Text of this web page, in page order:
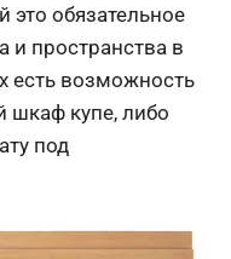
это обязательное
и пространства в
есть возможность
шкаф купе, либо
под